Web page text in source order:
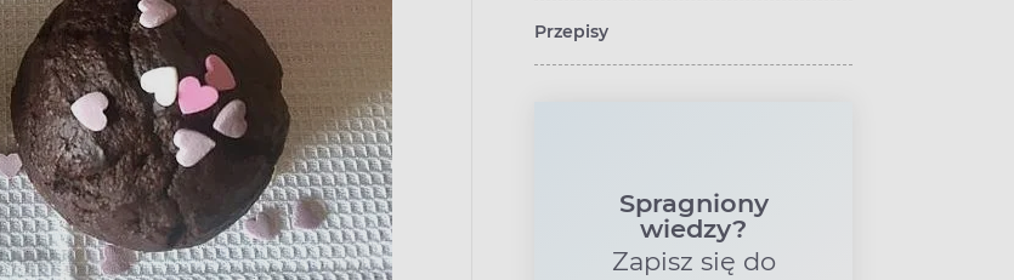
Przepisy
Spragniony
wiedzy?
Zapisz się do